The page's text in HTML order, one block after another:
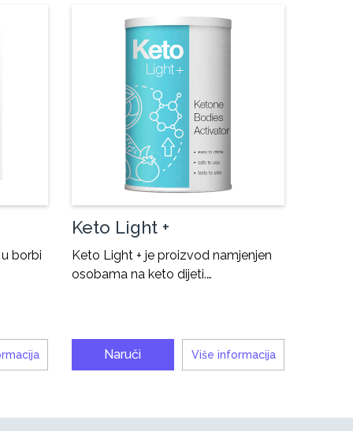
u borbi
Keto Light +
Keto Light + je proizvod namjenjen
osobama na keto dijeti.…
Naruči Više informacija